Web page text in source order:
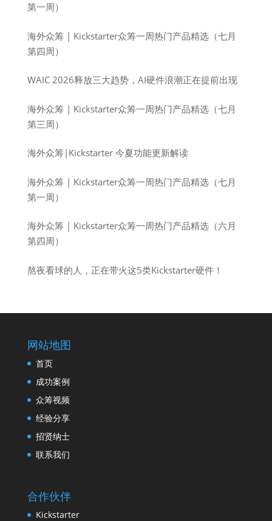
第一周）
海外众筹 | Kickstarter众筹一周热门产品精选（七月
第四周）
WAIC 2026释放三大趋势，AI硬件浪潮正在提前出现
海外众筹 | Kickstarter众筹一周热门产品精选（七月
第三周）
海外众筹|Kickstarter 今夏功能更新解读
海外众筹 | Kickstarter众筹一周热门产品精选（七月
第一周）
海外众筹 | Kickstarter众筹一周热门产品精选（六月
第四周）
熬夜看球的人，正在带火这5类Kickstarter硬件！
网站地图
首页
成功案例
众筹视频
经验分享
招贤纳士
联系我们
合作伙伴
Kickstarter